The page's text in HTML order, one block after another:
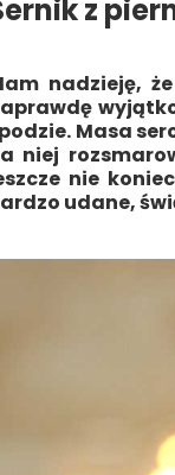
z
nadzieję,
Masa
niej
nie
udane,